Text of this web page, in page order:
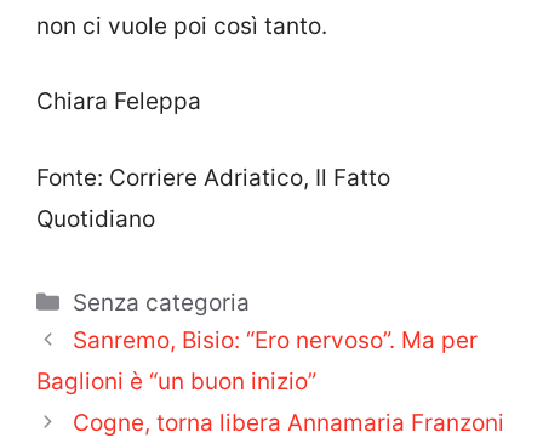
non ci vuole poi così tanto.
Chiara Feleppa
Fonte: Corriere Adriatico, Il Fatto
Quotidiano
Categorie
Senza categoria
Sanremo, Bisio: “Ero nervoso”. Ma per
Baglioni è “un buon inizio”
Cogne, torna libera Annamaria Franzoni